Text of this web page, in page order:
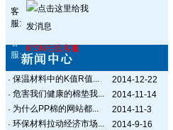
客
服:
客
服:
MSN在线客服
· 保温材料中的K值R值...
2014-12-22
· 危害我们健康的棉垫我...
2014-11-14
· 为什么PP棉的网站都...
2014-11-3
· 环保材料拉动经济市场...
2014-9-16